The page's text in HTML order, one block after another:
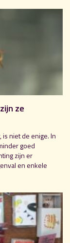
ze
niet de enige. In
goed
zijn er
en enkele